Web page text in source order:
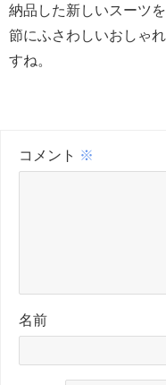
納品した新しいスーツ
節にふさわしいおしゃ
すね。
コメント ※
名前